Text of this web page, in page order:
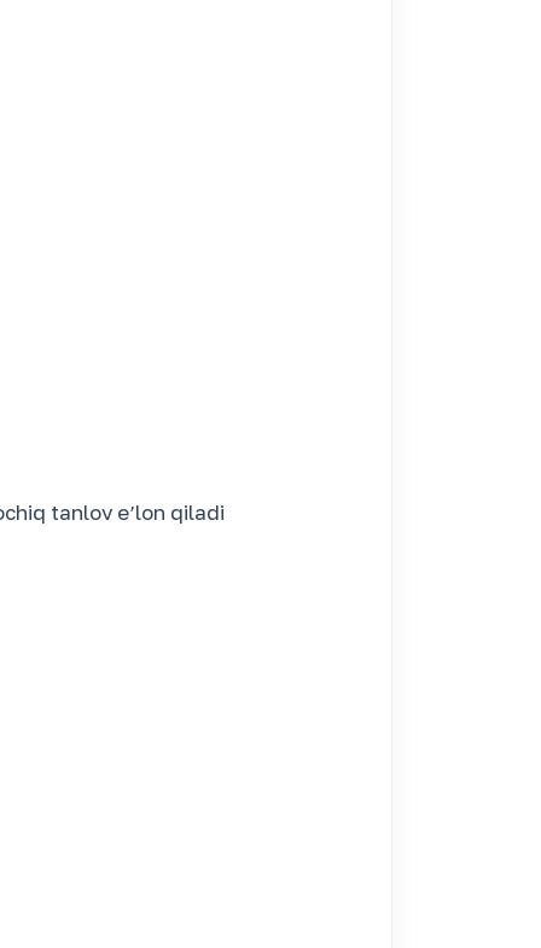
tanlov eʼlon qiladi